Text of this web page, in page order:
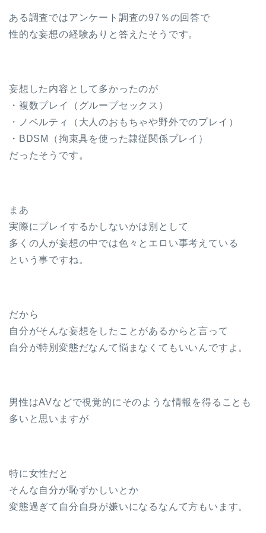
ある調査ではアンケート調査の97％の回答で
性的な妄想の経験ありと答えたそうです。
妄想した内容として多かったのが
・複数プレイ（グループセックス）
・ノベルティ（大人のおもちゃや野外でのプレイ）
・BDSM（拘束具を使った隷従関係プレイ）
だったそうです。
まあ
実際にプレイするかしないかは別として
多くの人が妄想の中では色々とエロい事考えている
という事ですね。
だから
自分がそんな妄想をしたことがあるからと言って
自分が特別変態だなんて悩まなくてもいいんですよ。
男性はAVなどで視覚的にそのような情報を得ることも
多いと思いますが
特に女性だと
そんな自分が恥ずかしいとか
変態過ぎて自分自身が嫌いになるなんて方もいます。